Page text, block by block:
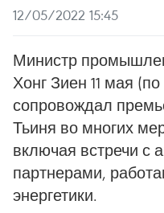
12/05/2022 15:45
Министр
Хонг Зиен 11 мая
сопровождал
Тьиня во многих
включая встречи с
партнерами,
энергетики.